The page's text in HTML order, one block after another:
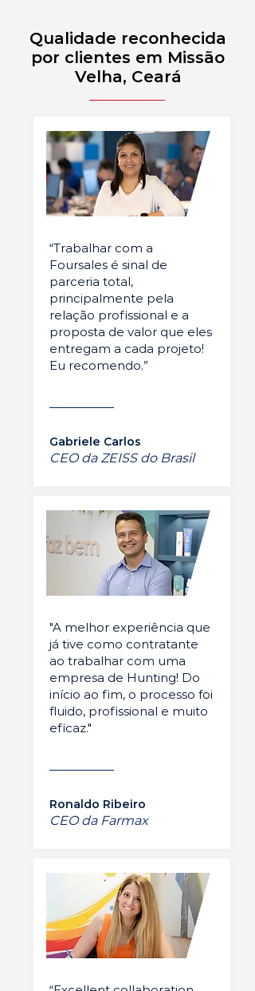
Qualidade reconhecida
por clientes em Missão
Velha, Ceará
“Trabalhar com a
Foursales é sinal de
parceria total,
principalmente pela
relação profissional e a
proposta de valor que eles
entregam a cada projeto!
Eu recomendo.”
Gabriele Carlos
CEO da ZEISS do Brasil
"A melhor experiência que
já tive como contratante
ao trabalhar com uma
empresa de Hunting! Do
início ao fim, o processo foi
fluido, profissional e muito
eficaz."
Ronaldo Ribeiro
CEO da Farmax